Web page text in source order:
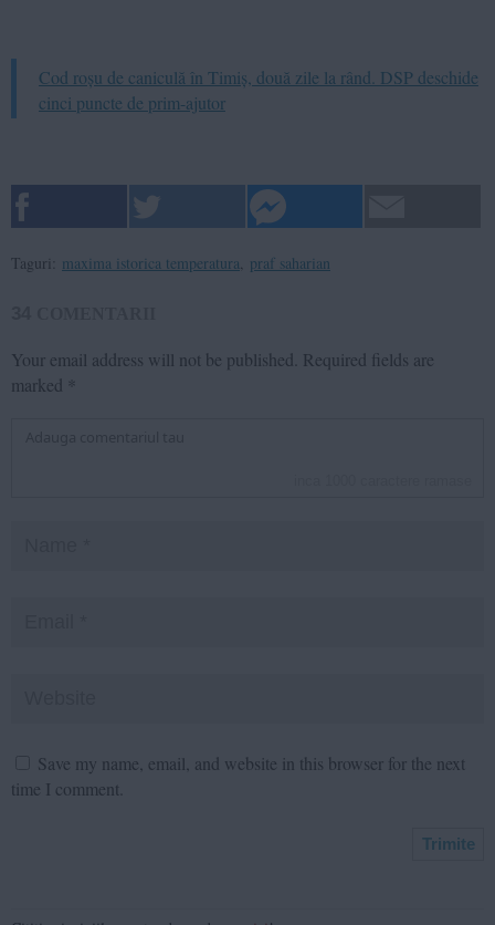
Cod roșu de caniculă în Timiș, două zile la rând. DSP deschide
cinci puncte de prim-ajutor
Taguri: maxima istorica temperatura praf saharian
Your email address will not be published. Required fields are
marked *
Save my name, email, and website in this browser for the next
time I comment.